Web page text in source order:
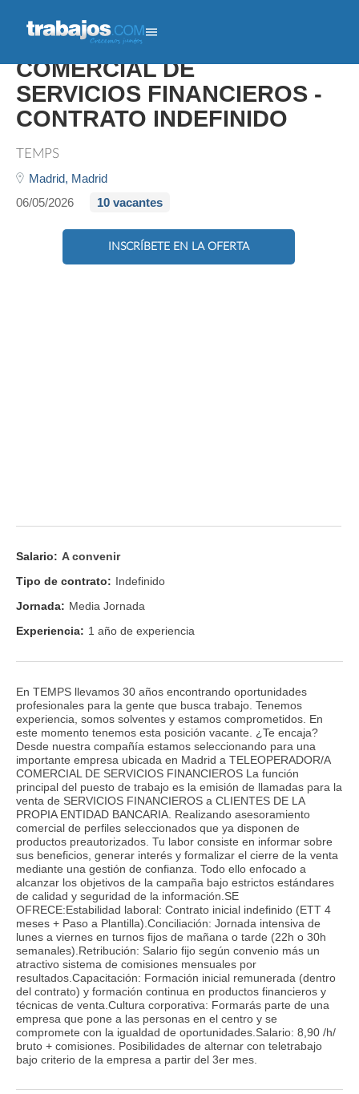
Copy TELEOPERADOR/
COMERCIAL DE
SERVICIOS FINANCIEROS -
CONTRATO INDEFINIDO
TEMPS
Madrid, Madrid
06/05/2026
10 vacantes
INSCRÍBETE EN LA OFERTA
Salario: A convenir
Tipo de contrato: Indefinido
Jornada: Media Jornada
Experiencia: 1 año de experiencia
En TEMPS llevamos 30 años encontrando oportunidades
profesionales para la gente que busca trabajo. Tenemos
experiencia, somos solventes y estamos comprometidos. En
este momento tenemos esta posición vacante. ¿Te encaja?
Desde nuestra compañía estamos seleccionando para una
importante empresa ubicada en Madrid a TELEOPERADOR/A
COMERCIAL DE SERVICIOS FINANCIEROS La función
principal del puesto de trabajo es la emisión de llamadas para la
venta de SERVICIOS FINANCIEROS a CLIENTES DE LA
PROPIA ENTIDAD BANCARIA. Realizando asesoramiento
comercial de perfiles seleccionados que ya disponen de
productos preautorizados. Tu labor consiste en informar sobre
sus beneficios, generar interés y formalizar el cierre de la venta
mediante una gestión de confianza. Todo ello enfocado a
alcanzar los objetivos de la campaña bajo estrictos estándares
de calidad y seguridad de la información.SE
OFRECE:Estabilidad laboral: Contrato inicial indefinido (ETT 4
meses + Paso a Plantilla).Conciliación: Jornada intensiva de
lunes a viernes en turnos fijos de mañana o tarde (22h o 30h
semanales).Retribución: Salario fijo según convenio más un
atractivo sistema de comisiones mensuales por
resultados.Capacitación: Formación inicial remunerada (dentro
del contrato) y formación continua en productos financieros y
técnicas de venta.Cultura corporativa: Formarás parte de una
empresa que pone a las personas en el centro y se
compromete con la igualdad de oportunidades.Salario: 8,90 /h/
bruto + comisiones. Posibilidades de alternar con teletrabajo
bajo criterio de la empresa a partir del 3er mes.